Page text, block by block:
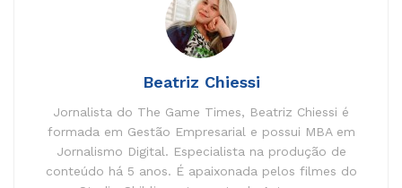
Beatriz Chiessi
Jornalista do The Game Times, Beatriz Chiessi é
formada em Gestão Empresarial e possui MBA em
Jornalismo Digital. Especialista na produção de
conteúdo há 5 anos. É apaixonada pelos filmes do